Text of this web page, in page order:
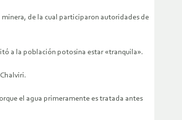
de la cual participaron autoridades de
a la población potosina estar «tranquila».
el agua primeramente es tratada antes